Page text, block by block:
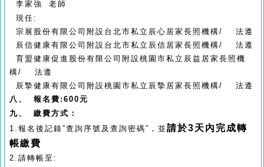
李家強 老師
現任:
宗展股份有限公司附設台北市私立辰心居家長照機構/ 法遵
辰信健康有限公司附設台北市私立辰信居家長照機構/ 法遵
育盟健康促進股份有限公司附設桃園市私立辰益居家長照機
構/ 法遵
辰摯健康有限公司附設桃園市私立辰摯居家長照機構/ 法遵
八、 報名費 :600元
九、 繳費方式：
1. 報名後記錄”查詢序號及查詢密碼”，並 請於3天內完成轉
帳繳費
2. 請轉帳至: